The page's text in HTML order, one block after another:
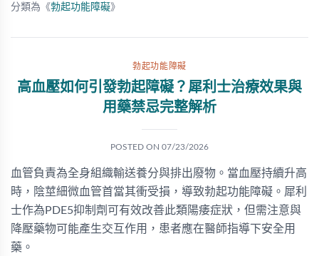
分類為《勃起功能障礙》
勃起功能障礙
高血壓如何引發勃起障礙？犀利士治療效果與
用藥禁忌完整解析
POSTED ON 07/23/2026
血管負責為全身組織輸送養分與排出廢物。當血壓持續升高
時，陰莖細微血管首當其衝受損，導致勃起功能障礙。犀利
士作為PDE5抑制劑可有效改善此類陽痿症狀，但需注意與
降壓藥物可能產生交互作用，患者應在醫師指導下安全用
藥。